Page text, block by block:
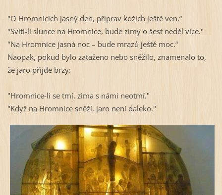
"O Hromnicích jasný den, připrav kožich ještě ven.“
"Svítí-li slunce na Hromnice, bude zimy o šest neděl více."
"Na Hromnice jasná noc – bude mrazů ještě moc.“
Naopak, pokud bylo zataženo nebo sněžilo, znamenalo to,
že jaro přijde brzy:
"Hromnice-li se tmí, zima s námi neotmí."
"Když na Hromnice sněží, jaro není daleko."